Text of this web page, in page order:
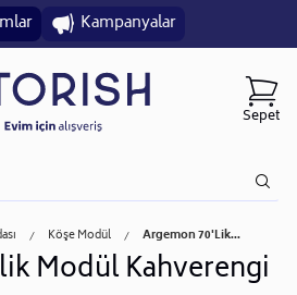
Kampanyalar
Sepet
Köşe Modül Argemon 70'lik...
Modül Kahverengi